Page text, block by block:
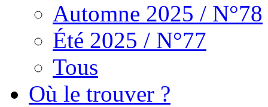
Automne 2025 / N°78
Été 2025 / N°77
Tous
Où le trouver ?